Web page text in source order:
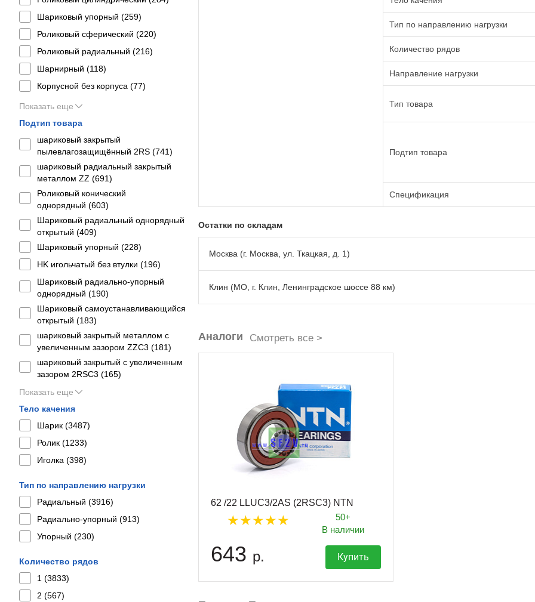
Шариковый упорный (259)
Роликовый сферический (220)
Роликовый радиальный (216)
Шарнирный (118)
Корпусной без корпуса (77)
Показать еще
Подтип товара
шариковый закрытый
пылевлагозащищённый 2RS (741)
шариковый радиальный закрытый
металлом ZZ (691)
Роликовый конический
однорядный (603)
Шариковый радиальный однорядный
открытый (409)
Шариковый упорный (228)
HK игольчатый без втулки (196)
Шариковый радиально-упорный
однорядный (190)
Шариковый самоустанавливающийся
открытый (183)
шариковый закрытый металлом с
увеличенным зазором ZZC3 (181)
шариковый закрытый с увеличенным
зазором 2RSС3 (165)
Показать еще
Тело качения
Шарик (3487)
Ролик (1233)
Иголка (398)
Тип по направлению нагрузки
Радиальный (3916)
Радиально-упорный (913)
Упорный (230)
Количество рядов
1 (3833)
2 (567)
Тип по направлению нагрузки
Количество рядов
Направление нагрузки
Тип товара
Подтип товара
Спецификация
Остатки по складам
Москва (г. Москва, ул. Ткацкая, д. 1)
Клин (МО, г. Клин, Ленинградское шоссе 88 км)
Аналоги Смотреть все >
62 /22 LLUC3/2AS (2RSC3) NTN
50+
В наличии
643 р. Купить